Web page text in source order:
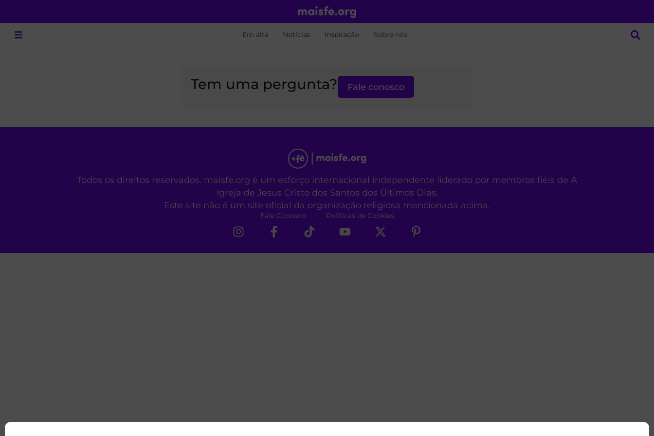
Em alta Notícias Inspiração Sobre nós
Tem uma pergunta? Fale conosco
Todos os direitos reservados. maisfe.org é um esforço internacional independente liderado por membros fiéis de A
Igreja de Jesus Cristo dos Santos dos Últimos Dias.
Este site não é um site oficial da organização religiosa mencionada acima.
Fale Conosco Políticas de Cookies